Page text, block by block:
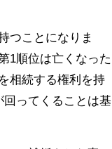
つことになりま
1順位は亡くなった
相続する権利を持
ってくることは基